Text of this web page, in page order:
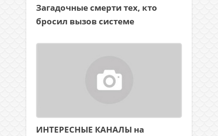
Загадочные смерти тех, кто
бросил вызов системе
ИНТЕРЕСНЫЕ КАНАЛЫ на